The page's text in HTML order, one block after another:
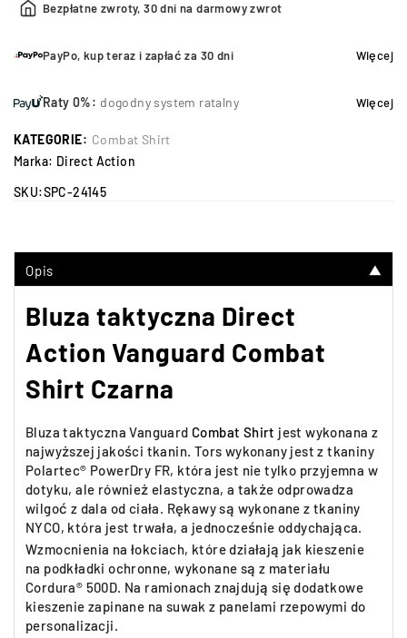
Bezpłatne zwroty, 30 dni na darmowy zwrot
PayPo, kup teraz i zapłać za 30 dni Więcej
Raty 0%: dogodny system ratalny Więcej
KATEGORIE: Combat Shirt
Marka: Direct Action
SKU:SPC-24145
Opis ▼
Bluza taktyczna Direct
Action Vanguard Combat
Shirt Czarna
Bluza taktyczna Vanguard Combat Shirt jest wykonana z
najwyższej jakości tkanin. Tors wykonany jest z tkaniny
Polartec® PowerDry FR, która jest nie tylko przyjemna w
dotyku, ale również elastyczna, a także odprowadza
wilgoć z dala od ciała. Rękawy są wykonane z tkaniny
NYCO, która jest trwała, a jednocześnie oddychająca.
Wzmocnienia na łokciach, które działają jak kieszenie
na podkładki ochronne, wykonane są z materiału
Cordura® 500D. Na ramionach znajdują się dodatkowe
kieszenie zapinane na suwak z panelami rzepowymi do
personalizacji.